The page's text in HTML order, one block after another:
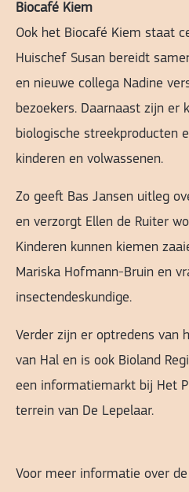
Biocafé Kiem
Ook het Biocafé Kiem staat
Huischef Susan bereidt
en nieuwe collega Nadine
bezoekers. Daarnaast zijn er
biologische streekproducten
kinderen en volwassenen.
Zo geeft Bas Jansen uitleg
en verzorgt Ellen de Ruiter
Kinderen kunnen kiemen
Mariska Hofmann-Bruin en
insectendeskundige.
Verder zijn er optredens van
van Hal en is ook Bioland
een informatiemarkt bij Het
terrein van De Lepelaar.
Voor meer informatie over